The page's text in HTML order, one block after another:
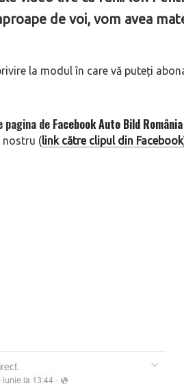
de voi, vom avea
la modul în care vă puteți
pagina de Facebook Auto Bild România
nostru (link către clipul din Facebook